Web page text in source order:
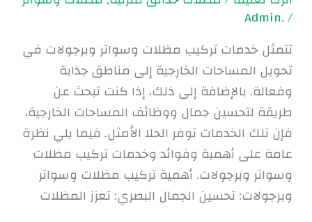
/
.Admin
تتمثل خدمات تركيب مظلات وسواتر وبرجولات في
تحويل المساحات الخارجية إلى مناطق جذابة
وفعالة. بالإضافة إلى ذلك، إذا كنت تبحث عن
طريقة لتحسين جمال ووظائف المساحات الخارجية،
فإن تلك الخدمات توفر الحلا الأمثل. فيما يلي نظرة
عامة على أهمية وفوائد وخدمات تركيب مظلات
وسواتر وبرجولات. أهمية تركيب مظلات وسواتر
وبرجولات: تحسين الجمال البصري: تعزز المظلات